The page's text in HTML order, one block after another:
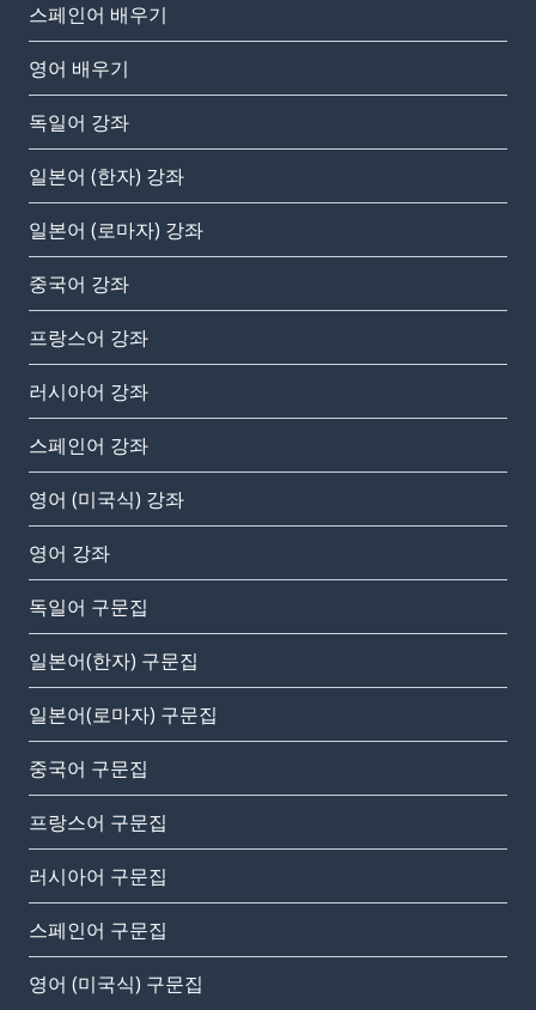
스페인어 배우기
영어 배우기
독일어 강좌
일본어 (한자) 강좌
일본어 (로마자) 강좌
중국어 강좌
프랑스어 강좌
러시아어 강좌
스페인어 강좌
영어 (미국식) 강좌
영어 강좌
독일어 구문집
일본어(한자) 구문집
일본어(로마자) 구문집
중국어 구문집
프랑스어 구문집
러시아어 구문집
스페인어 구문집
영어 (미국식) 구문집